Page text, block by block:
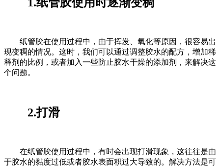
纸管胶在使用过程中，由于挥发、氧化等原因，很容易出
现变稠的情况。这时，我们可以通过调整胶水的配方，增加稀
释剂的比例，或者加入一些防止胶水干燥的添加剂，来解决这
个问题。
2.打滑
在纸管胶使用过程中，有时会出现打滑现象，这往往是由
于胶水的黏度过低或者胶水表面积过大导致的。解决方法是可